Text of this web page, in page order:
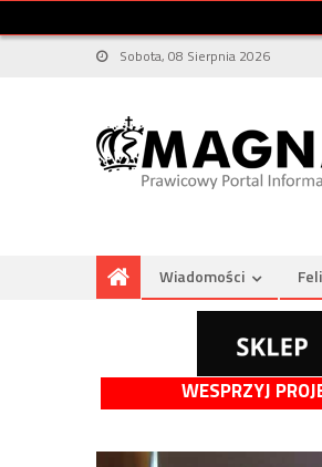
Sobota, 08 Sierpnia 2026
Wiadomości
WESPRZYJ